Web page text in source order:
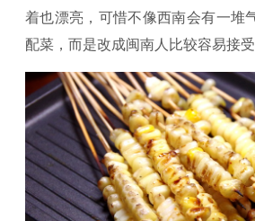
着也漂亮，可惜不像西南会有一堆
配菜，而是改成闽南人比较容易接受